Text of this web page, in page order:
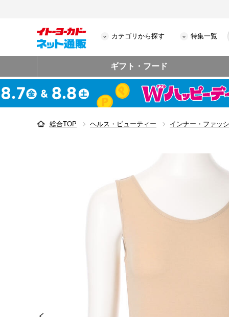
カテゴリから探す 特集一覧
ギフト・フード
総合TOP ヘルス・ビューティー インナー・ファッ